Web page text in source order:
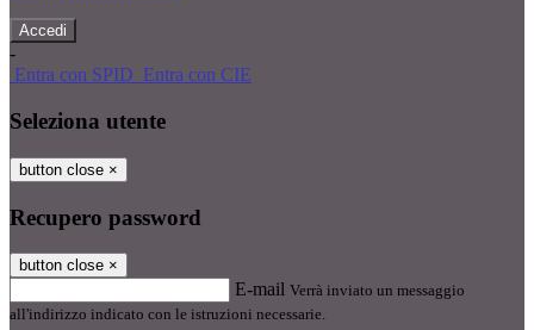
-
Entra con SPID Entra con CIE
Seleziona utente
button close ×
Recupero password
button close ×
E-mail Verrà inviato un messaggio
all'indirizzo indicato con le istruzioni necessarie.